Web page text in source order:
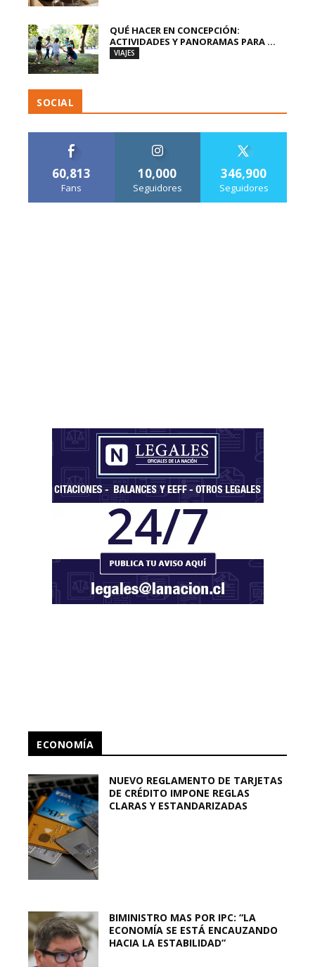
QUÉ HACER EN CONCEPCIÓN:
ACTIVIDADES Y PANORAMAS PARA ...
VIAJES
SOCIAL
60,813
Fans
10,000
Seguidores
346,900
Seguidores
ECONOMÍA
NUEVO REGLAMENTO DE TARJETAS
DE CRÉDITO IMPONE REGLAS
CLARAS Y ESTANDARIZADAS
BIMINISTRO MAS POR IPC: “LA
ECONOMÍA SE ESTÁ ENCAUZANDO
HACIA LA ESTABILIDAD”